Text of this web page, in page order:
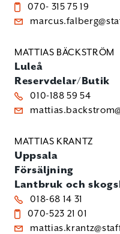
070- 315 75 19
MATTIAS BÄCKSTRÖM
Luleå
Reservdelar/Butik
010-188 59 54
MATTIAS KRANTZ
Uppsala
Försäljning
Lantbruk och
018-68 14 31
070-523 21 01